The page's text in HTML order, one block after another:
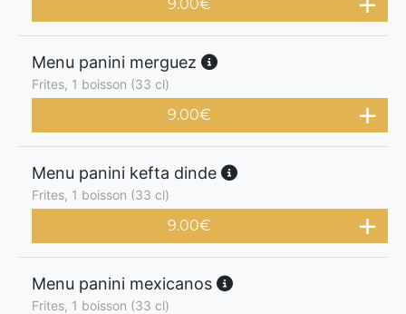
9.00€
Menu panini merguez
Frites, 1 boisson (33 cl)
9.00€
Menu panini kefta dinde
Frites, 1 boisson (33 cl)
9.00€
Menu panini mexicanos
Frites, 1 boisson (33 cl)